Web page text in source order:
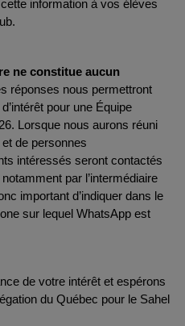
information à vos élèves
ne constitue aucun
réponses nous permettront
pour une Équipe
Lorsque nous aurons réuni
de personnes
intéressés seront contactés
par l’intermédiaire
important d’indiquer dans le
sur lequel WhatsApp est
de votre intérêt et espérons
du Québec pour le Sahel